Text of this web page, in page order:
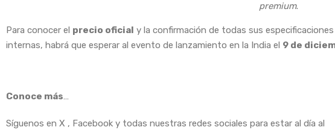
premium.
Para conocer el precio oficial y la confirmación de todas sus especificaciones
internas, habrá que esperar al evento de lanzamiento en la India el 9 de
Conoce más…
Síguenos en X , Facebook y todas nuestras redes sociales para estar al día al